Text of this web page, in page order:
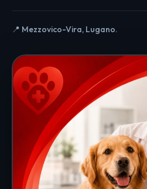
📍 Mezzovico-Vira, Lugano.